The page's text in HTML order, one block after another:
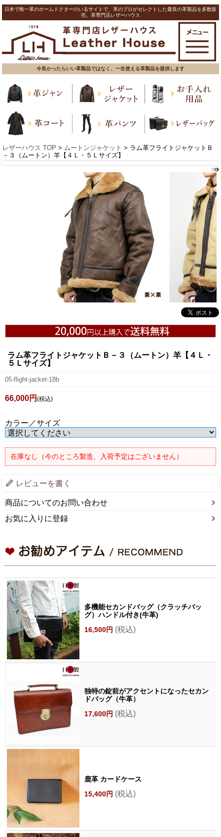
日本で唯一革のホームドクターのいるサイトで、革のプロがセレクトした最良の革製品を多数販
売。革専門店レザーハウス
今良かったらいい革製品ではなく、一生使える革製品を提供します
レザーハウス TOP > ムートンジャケット > ラム革フライトジャケットＢ
－３（ムートン）羊【４Ｌ・５Ｌサイズ】
ラム革フライトジャケットＢ－３（ムートン）羊【４Ｌ・
５Ｌサイズ】
05-flight-jacket-18b
66,000円 (税込)
カラー／サイズ
在庫なし（今のところ製造、入荷予定はございません）
レビューを書く
商品についてのお問い合わせ
お気に入りに登録
多機能セカンドバッグ（クラッチバッ
グ）ハンドル付き(牛革)
16,500円 (税込)
独特の錠前がアクセントになったセカン
ドバッグ（牛革）
17,600円 (税込)
鹿革 カードケース
15,400円 (税込)